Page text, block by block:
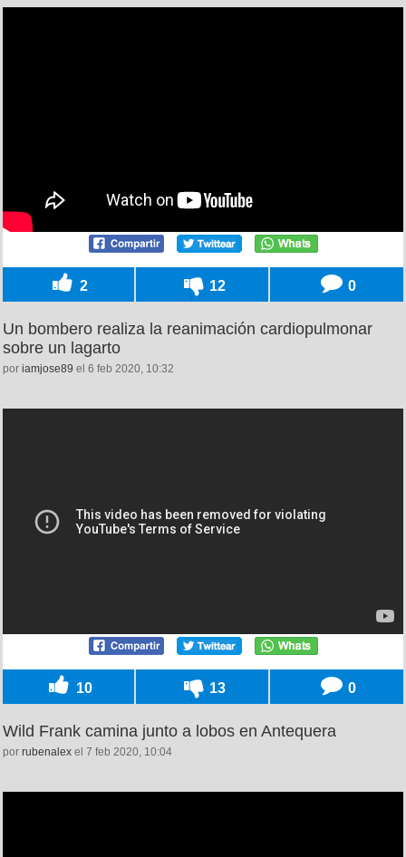
2 12 0
Un bombero realiza la reanimación cardiopulmonar
sobre un lagarto
por iamjose89 el 6 feb 2020, 10:32
10 13 0
Wild Frank camina junto a lobos en Antequera
por rubenalex el 7 feb 2020, 10:04